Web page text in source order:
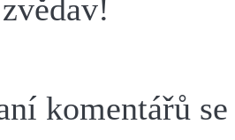
komentářů